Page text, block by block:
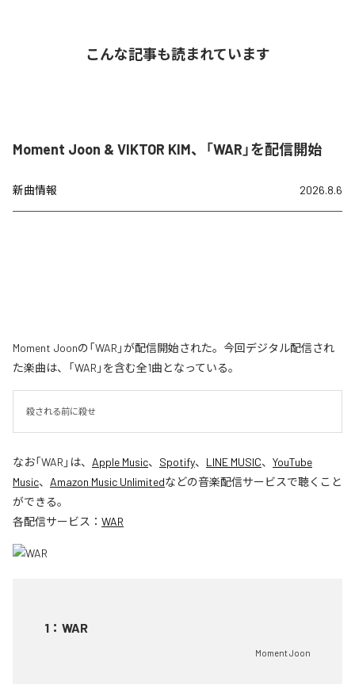
こんな記事も読まれています
Moment Joon & VIKTOR KIM、「WAR」を配信開始
新曲情報 2026.8.6
Moment Joonの「WAR」が配信開始された。今回デジタル配信され
た楽曲は、「WAR」を含む全1曲となっている。
殺される前に殺せ
なお「WAR 」は、 Apple Music、 Spotify、 LINE MUSIC、 YouTube
Music、 Amazon Music Unlimitedなどの音楽配信サービスで聴くこと
ができる。
各配信サービス： WAR
1 ： WAR
Moment Joon